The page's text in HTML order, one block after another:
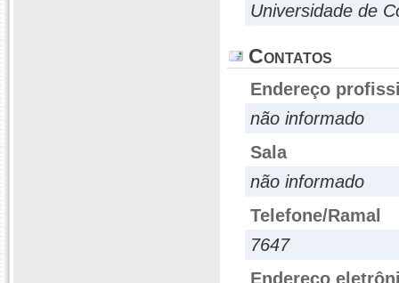
Universidade de
Contatos
Endereço
não informado
Sala
não informado
Telefone/Ramal
7647
Endereço